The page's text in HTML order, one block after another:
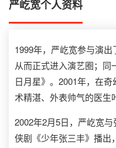
严屹宽个人资料
1999年，严屹宽参与演出
从而正式进入演艺圈；
日月星》。2001年，在
术精湛、外表帅气的医生
2002年2月5日，严屹宽
侠剧《少年张三丰》播出